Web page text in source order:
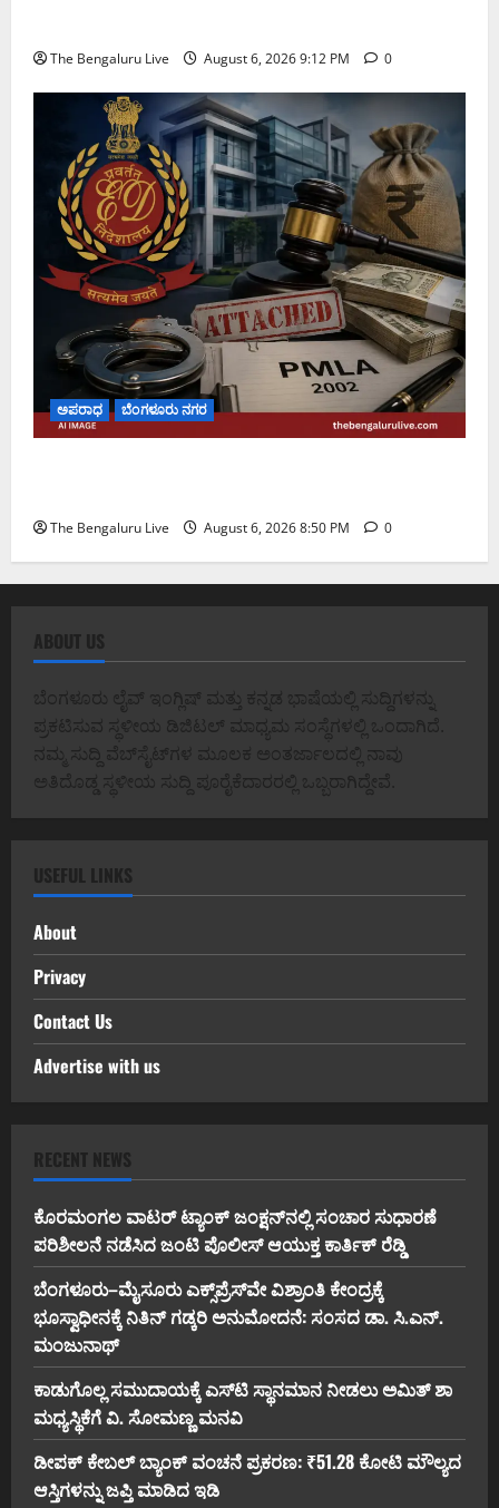
The Bengaluru Live August 6, 2026 9:12 PM 0
ಅಪರಾಧ ಬೆಂಗಳೂರು ನಗರ
The Bengaluru Live August 6, 2026 8:50 PM 0
ABOUT US
ಬೆಂಗಳೂರು ಲೈವ್ ಇಂಗ್ಲಿಷ್ ಮತ್ತು ಕನ್ನಡ ಭಾಷೆಯಲ್ಲಿ ಸುದ್ದಿಗಳನ್ನು
ಪ್ರಕಟಿಸುವ ಸ್ಥಳೀಯ ಡಿಜಿಟಲ್ ಮಾಧ್ಯಮ ಸಂಸ್ಥೆಗಳಲ್ಲಿ ಒಂದಾಗಿದೆ.
ನಮ್ಮ ಸುದ್ದಿ ವೆಬ್‌ಸೈಟ್‌ಗಳ ಮೂಲಕ ಅಂತರ್ಜಾಲದಲ್ಲಿ ನಾವು
ಅತಿದೊಡ್ಡ ಸ್ಥಳೀಯ ಸುದ್ದಿ ಪೂರೈಕೆದಾರರಲ್ಲಿ ಒಬ್ಬರಾಗಿದ್ದೇವೆ.
USEFUL LINKS
About
Privacy
Contact Us
Advertise with us
RECENT NEWS
ಕೊರಮಂಗಲ ವಾಟರ್ ಟ್ಯಾಂಕ್ ಜಂಕ್ಷನ್‌ನಲ್ಲಿ ಸಂಚಾರ ಸುಧಾರಣೆ
ಪರಿಶೀಲನೆ ನಡೆಸಿದ ಜಂಟಿ ಪೊಲೀಸ್ ಆಯುಕ್ತ ಕಾರ್ತಿಕ್ ರೆಡ್ಡಿ
ಬೆಂಗಳೂರು–ಮೈಸೂರು ಎಕ್ಸ್‌ಪ್ರೆಸ್‌ವೇ ವಿಶ್ರಾಂತಿ ಕೇಂದ್ರಕ್ಕೆ
ಭೂಸ್ವಾಧೀನಕ್ಕೆ ನಿತಿನ್ ಗಡ್ಕರಿ ಅನುಮೋದನೆ: ಸಂಸದ ಡಾ. ಸಿ.ಎನ್.
ಮಂಜುನಾಥ್
ಕಾಡುಗೊಲ್ಲ ಸಮುದಾಯಕ್ಕೆ ಎಸ್‌ಟಿ ಸ್ಥಾನಮಾನ ನೀಡಲು ಅಮಿತ್ ಶಾ
ಮಧ್ಯಸ್ಥಿಕೆಗೆ ವಿ. ಸೋಮಣ್ಣ ಮನವಿ
ಡೀಪಕ್ ಕೇಬಲ್ ಬ್ಯಾಂಕ್ ವಂಚನೆ ಪ್ರಕರಣ: ₹51.28 ಕೋಟಿ ಮೌಲ್ಯದ
ಆಸ್ತಿಗಳನ್ನು ಜಪ್ತಿ ಮಾಡಿದ ಇಡಿ